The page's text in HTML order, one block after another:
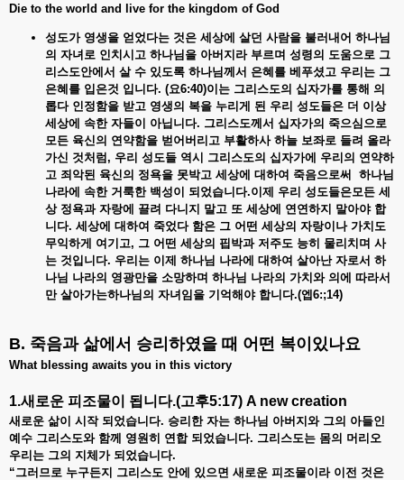
Die to the world and live for the kingdom of God
성도가 영생을 얻었다는 것은 세상에 살던 사람을 불러내어 하나님
의 자녀로 인치시고 하나님을 아버지라 부르며 성령의 도움으로 그
리스도안에서 살 수 있도록 하나님께서 은혜를 베푸셨고 우리는 그
은혜를 입은것 입니다. (요6:40)이는 그리스도의 십자가를 통해 의
롭다 인정함을 받고 영생의 복을 누리게 된 우리 성도들은 더 이상
세상에 속한 자들이 아닙니다. 그리스도께서 십자가의 죽으심으로
모든 육신의 연약함을 벋어버리고 부활하사 하늘 보좌로 들려 올라
가신 것처럼, 우리 성도들 역시 그리스도의 십자가에 우리의 연약하
고 죄악된 육신의 정욕을 못박고 세상에 대하여 죽음으로써 하나님
나라에 속한 거룩한 백성이 되었습니다.이제 우리 성도들은모든 세
상 정욕과 자랑에 끌려 다니지 말고 또 세상에 연연하지 말아야 합
니다. 세상에 대하여 죽었다 함은 그 어떤 세상의 자랑이나 가치도
무익하게 여기고, 그 어떤 세상의 핍박과 저주도 능히 물리치며 사
는 것입니다. 우리는 이제 하나님 나라에 대하여 살아난 자로서 하
나님 나라의 영광만을 소망하며 하나님 나라의 가치와 의에 따라서
만 살아가는하나님의 자녀임을 기억해야 합니다.(엡6:;14)
B. 죽음과 삶에서 승리하였을 때 어떤 복이있나요
What blessing awaits you in this victory
1.새로운 피조물이 됩니다.(고후5:17) A new creation
새로운 삶이 시작 되었습니다. 승리한 자는 하나님 아버지와 그의 아들인
예수 그리스도와 함께 영원히 연합 되었습니다. 그리스도는 몸의 머리오
우리는 그의 지체가 되었습니다.
“그러므로 누구든지 그리스도 안에 있으면 새로운 피조물이라 이전 것은